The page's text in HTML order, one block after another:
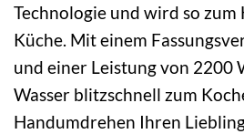
Technologie und wird so
Küche. Mit einem
und einer Leistung von 2200
Wasser blitzschnell zum
Handumdrehen Ihren